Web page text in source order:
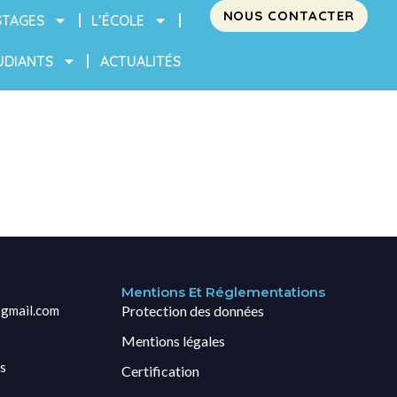
L’ÉCOLE
ACTUALITÉS
NOUS CONTACTER
Mentions Et Réglementations
Protection des données
Mentions légales
Certification